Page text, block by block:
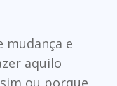
mudança e
aquilo
ou porque